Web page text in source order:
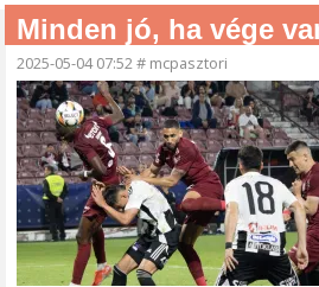
Minden jó, ha vége
2025-05-04 07:52# mcpasztori